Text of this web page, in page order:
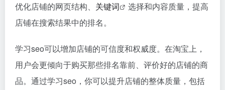
优化店铺的网页结构、 关键词
选择和内容质量，提高
店铺在搜索结果中的排名。
学习seo可以增加店铺的可信度和权威度。在淘宝上，
用户会更倾向于购买那些排名靠前、评价好的店铺的商
品。通过学习seo ，你可以提升店铺的整体质量，包括